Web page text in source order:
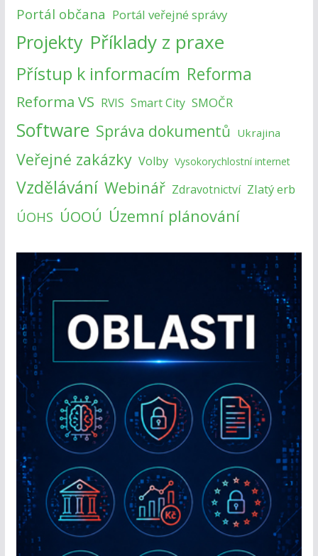
Portál občana Portál veřejné správy
Projekty Příklady z praxe
Přístup k informacím Reforma
Reforma VS RVIS Smart City SMOČR
Software Správa dokumentů Ukrajina
Veřejné zakázky Volby Vysokorychlostní internet
Vzdělávání Webinář Zdravotnictví Zlatý erb
ÚOHS ÚOOÚ Územní plánování